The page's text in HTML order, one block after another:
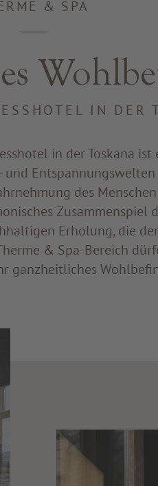
& SPA
IN DER
in der Toskana ist
und
des
Zusammenspiel
Erholung, die
& Spa-Bereich
ganzheitliches